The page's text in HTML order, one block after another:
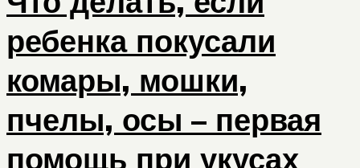
ребенка покусали
комары, мошки,
пчелы, осы – первая
помощь при укусах